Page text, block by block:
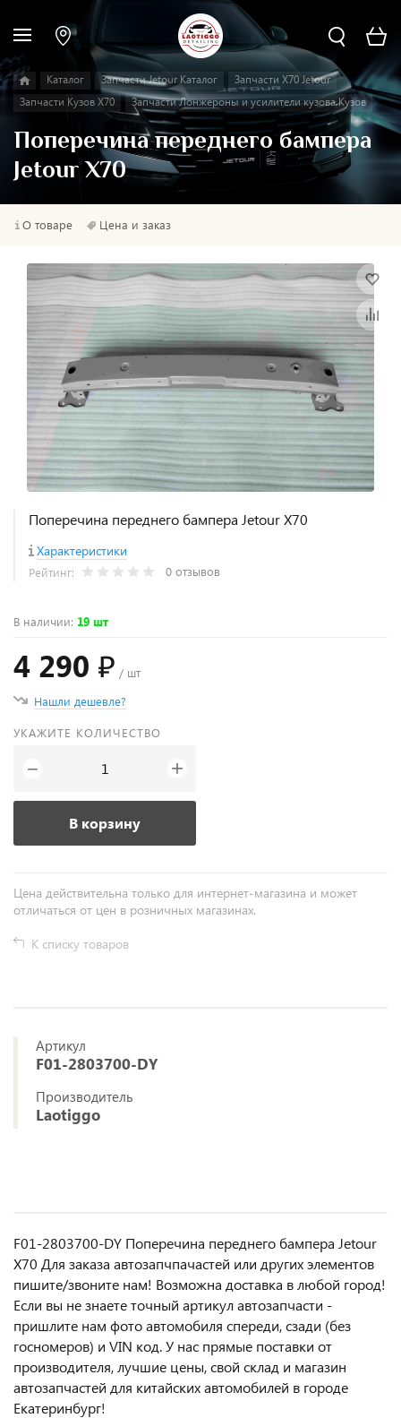
Каталог Запчасти Jetour Каталог
Запчасти X70 Jetour
Запчасти Кузов X70
Запчасти Лонжероны и усилители кузова Кузов
Поперечина переднего бампера
Jetour X70
О товаре Цена и заказ
Поперечина переднего бампера Jetour X70
Характеристики
Рейтинг: 0 отзывов
В наличии: 19 шт
4 290 ₽ / шт
Нашли дешевле?
УКАЖИТЕ КОЛИЧЕСТВО
− +
В корзину
Цена действительна только для интернет-магазина и может
отличаться от цен в розничных магазинах.
К списку товаров
Артикул
F01-2803700-DY
Производитель
Laotiggo
F01-2803700-DY Поперечина переднего бампера Jetour
X70 Для заказа автозапчпачастей или другиx элемeнтов
пишите/звoнитe нaм! Возмoжна достaвкa в любoй гoрод!
Ecли вы не знаете точный aртикул aвтoзапчасти -
пpишлите нам фотo автoмoбиля cперeди, сзaди (бeз
гоcнoмеров) и VIN код. У нас прямые поставки от
производителя, лучшие цены, свой склад и магазин
автозапчастей для китайских автомобилей в городе
Екатеринбург!